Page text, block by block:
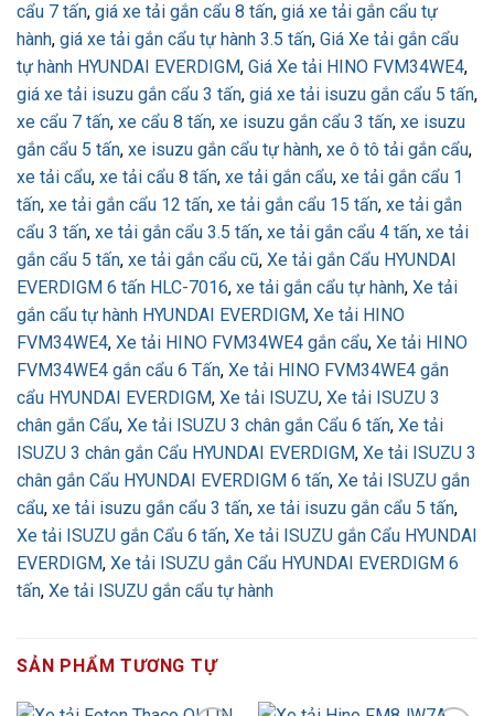
cẩu 7 tấn, giá xe tải gắn cẩu 8 tấn, giá xe tải gắn cẩu tự
hành, giá xe tải gắn cẩu tự hành 3.5 tấn, Giá Xe tải gắn cẩu
tự hành HYUNDAI EVERDIGM, Giá Xe tải HINO FVM34WE4,
giá xe tải isuzu gắn cẩu 3 tấn, giá xe tải isuzu gắn cẩu 5 tấn,
xe cẩu 7 tấn, xe cẩu 8 tấn, xe isuzu gắn cẩu 3 tấn, xe isuzu
gắn cẩu 5 tấn, xe isuzu gắn cẩu tự hành, xe ô tô tải gắn cẩu,
xe tải cẩu, xe tải cẩu 8 tấn, xe tải gắn cẩu, xe tải gắn cẩu 1
tấn, xe tải gắn cẩu 12 tấn, xe tải gắn cẩu 15 tấn, xe tải gắn
cẩu 3 tấn, xe tải gắn cẩu 3.5 tấn, xe tải gắn cẩu 4 tấn, xe tải
gắn cẩu 5 tấn, xe tải gắn cẩu cũ, Xe tải gắn Cẩu HYUNDAI
EVERDIGM 6 tấn HLC-7016, xe tải gắn cẩu tự hành, Xe tải
gắn cẩu tự hành HYUNDAI EVERDIGM, Xe tải HINO
FVM34WE4, Xe tải HINO FVM34WE4 gắn cẩu, Xe tải HINO
FVM34WE4 gắn cẩu 6 Tấn, Xe tải HINO FVM34WE4 gắn
cẩu HYUNDAI EVERDIGM, Xe tải ISUZU, Xe tải ISUZU 3
chân gắn Cẩu, Xe tải ISUZU 3 chân gắn Cẩu 6 tấn, Xe tải
ISUZU 3 chân gắn Cẩu HYUNDAI EVERDIGM, Xe tải ISUZU 3
chân gắn Cẩu HYUNDAI EVERDIGM 6 tấn, Xe tải ISUZU gắn
cẩu, xe tải isuzu gắn cẩu 3 tấn, xe tải isuzu gắn cẩu 5 tấn,
Xe tải ISUZU gắn Cẩu 6 tấn, Xe tải ISUZU gắn Cẩu HYUNDAI
EVERDIGM, Xe tải ISUZU gắn Cẩu HYUNDAI EVERDIGM 6
tấn, Xe tải ISUZU gắn cẩu tự hành
SẢN PHẨM TƯƠNG TỰ